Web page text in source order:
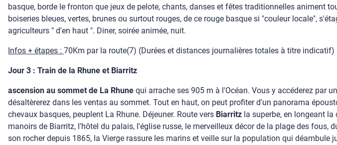
basque, borde le fronton que jeux de pelote, chants, danses et fêtes traditionnelles animent
boiseries bleues, vertes, brunes ou surtout rouges, de ce rouge basque si "couleur locale",
agriculteurs " d'en haut ". Diner, soirée animée, nuit.
Infos + étapes : 70Km par la route(7) (Durées et distances journalières totales à titre indicatif)
Jour 3 : Train de la Rhune et Biarritz
ascension au sommet de La Rhune qui arrache ses 905 m à l'Océan. Vous y accéderez par un
désaltèrerez dans les ventas au sommet. Tout en haut, on peut profiter d'un panorama
chevaux basques, peuplent La Rhune. Déjeuner. Route vers Biarritz la superbe, en longeant
manoirs de Biarritz, l'hôtel du palais, l'église russe, le merveilleux décor de la plage des
son rocher depuis 1865, la Vierge rassure les marins et veille sur la population qui